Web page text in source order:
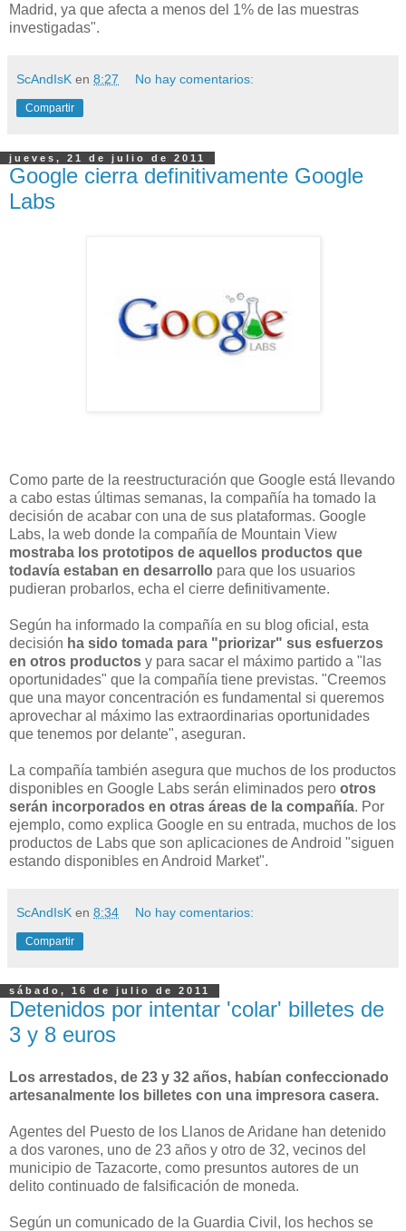
Madrid, ya que afecta a menos del 1% de las muestras
investigadas".
ScAndIsK en 8:27 No hay comentarios:
Compartir
jueves, 21 de julio de 2011
Google cierra definitivamente Google
Labs
Como parte de la reestructuración que Google está llevando
a cabo estas últimas semanas, la compañía ha tomado la
decisión de acabar con una de sus plataformas. Google
Labs, la web donde la compañía de Mountain View
mostraba los prototipos de aquellos productos que
todavía estaban en desarrollo para que los usuarios
pudieran probarlos, echa el cierre definitivamente.
Según ha informado la compañía en su blog oficial, esta
decisión ha sido tomada para "priorizar" sus esfuerzos
en otros productos y para sacar el máximo partido a "las
oportunidades" que la compañía tiene previstas. "Creemos
que una mayor concentración es fundamental si queremos
aprovechar al máximo las extraordinarias oportunidades
que tenemos por delante", aseguran.
La compañía también asegura que muchos de los productos
disponibles en Google Labs serán eliminados pero otros
serán incorporados en otras áreas de la compañía. Por
ejemplo, como explica Google en su entrada, muchos de los
productos de Labs que son aplicaciones de Android "siguen
estando disponibles en Android Market".
ScAndIsK en 8:34 No hay comentarios:
Compartir
sábado, 16 de julio de 2011
Detenidos por intentar 'colar' billetes de
3 y 8 euros
Los arrestados, de 23 y 32 años, habían confeccionado
artesanalmente los billetes con una impresora casera.
Agentes del Puesto de los Llanos de Aridane han detenido
a dos varones, uno de 23 años y otro de 32, vecinos del
municipio de Tazacorte, como presuntos autores de un
delito continuado de falsificación de moneda.
Según un comunicado de la Guardia Civil, los hechos se